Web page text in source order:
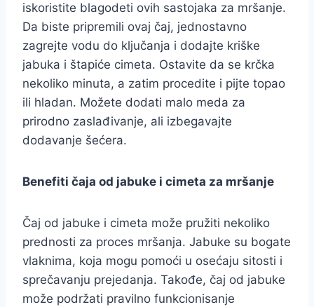
iskoristite blagodeti ovih sastojaka za mršanje.
Da biste pripremili ovaj čaj, jednostavno
zagrejte vodu do ključanja i dodajte kriške
jabuka i štapiće cimeta. Ostavite da se krčka
nekoliko minuta, a zatim procedite i pijte topao
ili hladan. Možete dodati malo meda za
prirodno zaslađivanje, ali izbegavajte
dodavanje šećera.
Benefiti čaja od jabuke i cimeta za mršanje
Čaj od jabuke i cimeta može pružiti nekoliko
prednosti za proces mršanja. Jabuke su bogate
vlaknima, koja mogu pomoći u osećaju sitosti i
sprečavanju prejedanja. Takođe, čaj od jabuke
može podržati pravilno funkcionisanje